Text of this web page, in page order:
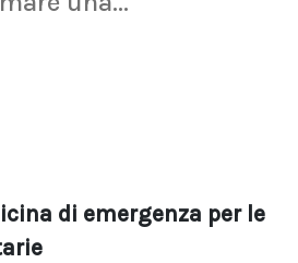
di emergenza per le